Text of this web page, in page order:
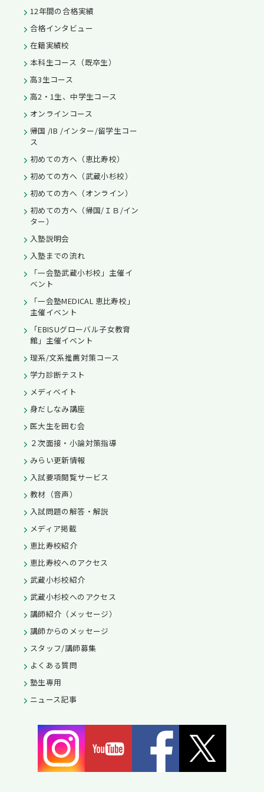
12年間の合格実績
合格インタビュー
在籍実績校
本科生コース（既卒生）
高3生コース
高2・1生、中学生コース
オンラインコース
帰国 /IB /インター/留学生コー
ス
初めての方へ（恵比寿校）
初めての方へ（武蔵小杉校）
初めての方へ（オンライン）
初めての方へ（帰国/ＩＢ/イン
ター）
入塾説明会
入塾までの流れ
「一会塾武蔵小杉校」主催イ
ベント
「一会塾MEDICAL 恵比寿校」
主催イベント
「EBISUグローバル子女教育
館」主催イベント
理系/文系推薦対策コース
学力診断テスト
メディベイト
身だしなみ講座
医大生を囲む会
２次面接・小論対策指導
みらい更新情報
入試要項閲覧サービス
教材（音声）
入試問題の解答・解説
メディア掲載
恵比寿校紹介
恵比寿校へのアクセス
武蔵小杉校紹介
武蔵小杉校へのアクセス
講師紹介（メッセージ）
講師からのメッセージ
スタッフ/講師募集
よくある質問
塾生専用
ニュース記事